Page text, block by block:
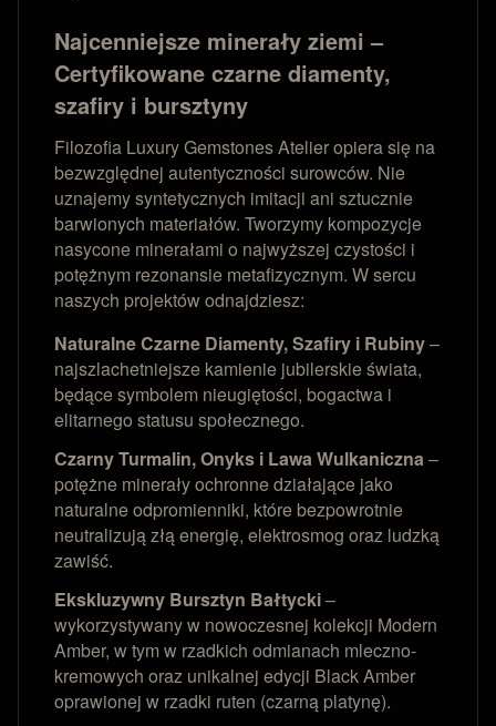
Najcenniejsze minerały ziemi –
Certyfikowane czarne diamenty,
szafiry i bursztyny
Filozofia Luxury Gemstones Atelier opiera się na
bezwzględnej autentyczności surowców. Nie
uznajemy syntetycznych imitacji ani sztucznie
barwionych materiałów. Tworzymy kompozycje
nasycone minerałami o najwyższej czystości i
potężnym rezonansie metafizycznym. W sercu
naszych projektów odnajdziesz:
Naturalne Czarne Diamenty, Szafiry i Rubiny–
najszlachetniejsze kamienie jubilerskie świata,
będące symbolem nieugiętości, bogactwa i
elitarnego statusu społecznego.
Czarny Turmalin, Onyks i Lawa Wulkaniczna–
potężne minerały ochronne działające jako
naturalne odpromienniki, które bezpowrotnie
neutralizują złą energię, elektrosmog oraz ludzką
zawiść.
Ekskluzywny Bursztyn Bałtycki–
wykorzystywany w nowoczesnej kolekcji Modern
Amber, w tym w rzadkich odmianach mleczno-
kremowych oraz unikalnej edycji Black Amber
oprawionej w rzadki ruten (czarną platynę).